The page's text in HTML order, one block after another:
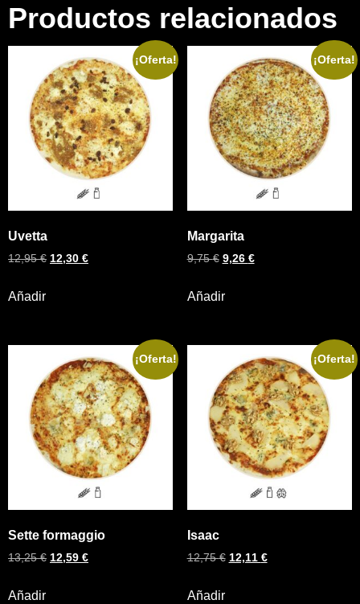
Productos relacionados
¡Oferta!
Uvetta
12,95€ 12,30 €
Añadir
¡Oferta!
Margarita
9,75€ 9,26 €
Añadir
¡Oferta!
Sette formaggio
13,25€ 12,59 €
Añadir
¡Oferta!
Isaac
12,75€ 12,11 €
Añadir